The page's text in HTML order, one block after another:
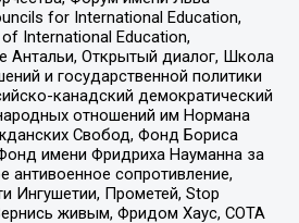
for International Education,
International Education,
Антальи, Открытый диалог, Школа
и государственной политики
канадский демократический
отношений им Нормана
Свобод, Фонд Бориса
имени Фридриха Науманна за
антивоенное сопротивление,
Ингушетии, Прометей, Stop
живым, Фридом Хаус, СОТА